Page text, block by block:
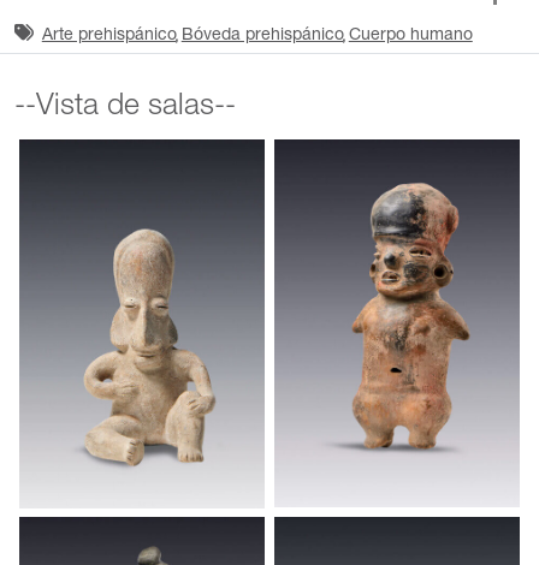
Arte prehispánico Bóveda prehispánico Cuerpo humano
--Vista de salas--